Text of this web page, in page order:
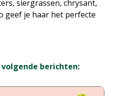
siergrassen, chrysant,
geef je haar het perfecte
berichten: